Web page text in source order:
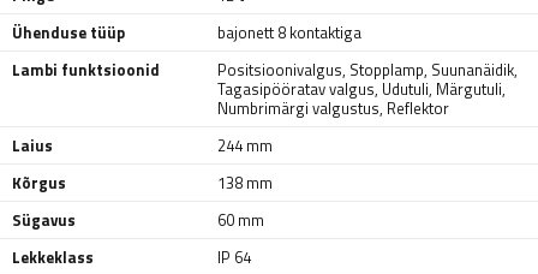
Ühenduse tüüp
bajonett 8 kontaktiga
Lambi funktsioonid
Positsioonivalgus, Stopplamp, Suunanäidik,
Tagasipööratav valgus, Udutuli, Märgutuli,
Numbrimärgi valgustus, Reflektor
Laius
244 mm
Kõrgus
138 mm
Sügavus
60 mm
Lekkeklass
IP 64